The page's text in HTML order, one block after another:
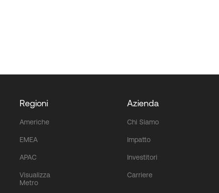
Regioni
Americhe
EMEA
APAC
Visualizza
Metro
Azienda
Chi Siamo
Impatto
Investitori
Carriere